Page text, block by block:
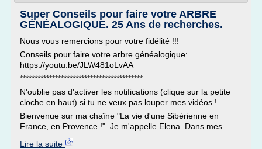
Super Conseils pour faire votre ARBRE
GÉNÉALOGIQUE. 25 Ans de recherches.
Nous vous remercions pour votre fidélité !!!
Conseils pour faire votre arbre généalogique:
https://youtu.be/JLW481oLvAA
******************************************
N'oublie pas d'activer les notifications (clique sur la petite
cloche en haut) si tu ne veux pas louper mes vidéos !
Bienvenue sur ma chaîne "La vie d'une Sibérienne en
France, en Provence !". Je m'appelle Elena. Dans mes...
Lire la suite